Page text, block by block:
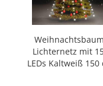
Lichternetz mit
LEDs Kaltweiß 150